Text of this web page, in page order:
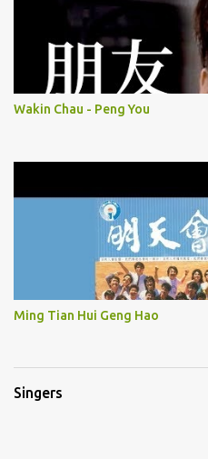
Wakin Chau - Peng You
Ming Tian Hui Geng Hao
Singers